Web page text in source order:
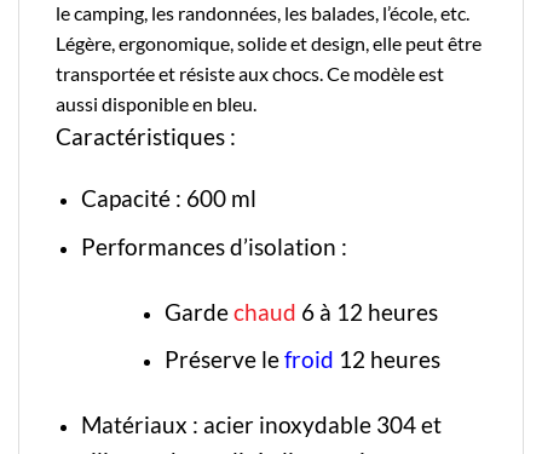
le camping, les randonnées, les balades, l’école, etc.
Légère, ergonomique, solide et design, elle peut être
transportée et résiste aux chocs. Ce modèle est
aussi disponible en bleu.
Caractéristiques :
Capacité : 600 ml
Performances d’isolation :
Gardechaud 6 à 12 heures
Préserve lefroid 12 heures
Matériaux : acier inoxydable 304 et